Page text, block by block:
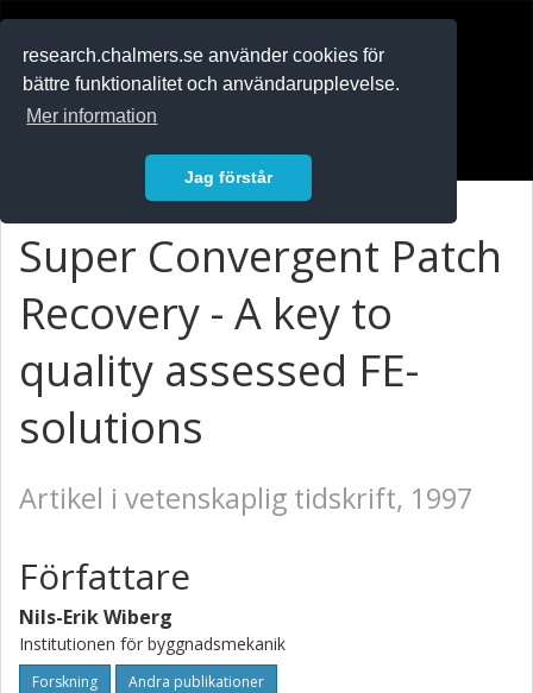
research.chalmers.se använder cookies för
bättre funktionalitet och användarupplevelse.
Mer information
Jag förstår
Super Convergent Patch
Recovery - A key to
quality assessed FE-
solutions
Artikel i vetenskaplig tidskrift, 1997
Författare
Nils-Erik Wiberg
Institutionen för byggnadsmekanik
Forskning Andra publikationer